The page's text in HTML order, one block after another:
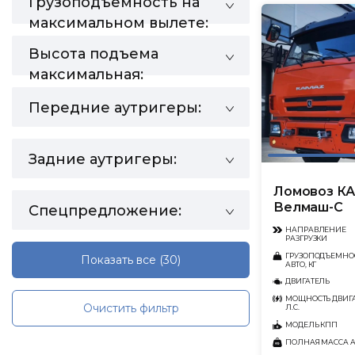
максимальном вылете:
Высота подъема
максимальная:
Передние аутригеры:
Задние аутригеры:
Спецпредложение:
Показать все (30)
Очистить фильтр
Ломовоз
Велмаш-С
НАПРАВЛЕНИЕ
РАЗГРУЗКИ
АВТО, КГ
ДВИГАТЕЛЬ
МОЩНОСТЬ
Л.С.
МОДЕЛЬ КПП
ПОЛНАЯ МАССА